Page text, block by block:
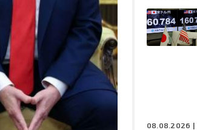
08.08.2026 |